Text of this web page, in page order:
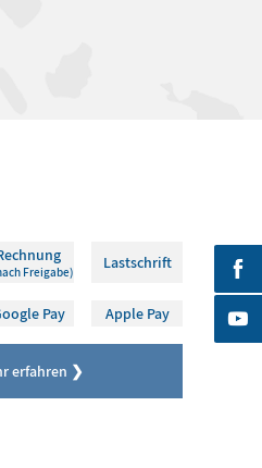
Freigabe) Lastschrift
Pay Apple Pay
erfahren ❯